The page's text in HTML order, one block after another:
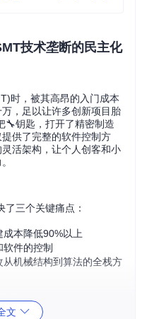
技术垄断的民主化
时，被其高昂的入门成本
，足以让许多创新项目胎
🔧钥匙，打开了精密制造
供了完整的软件控制方
活架构，让个人创客和小
三个关键痛点：
成本降低90%以上
软件的控制
从机械结构到算法的全栈方
用GPLv3许可证，确保所
式催生出丰富的硬件适
文